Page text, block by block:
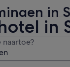
in
naartoe?
in